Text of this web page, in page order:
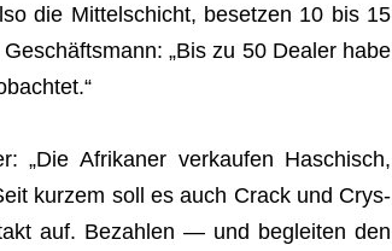
die Mit­tel­schicht, beset­zen 10 bis 15
„Bis zu 50 Dea­ler habe
„Die Afri­ka­ner ver­kau­fen Haschisch,
kur­zem soll es auch Crack und Crys­
auf. Bezah­len — und beglei­ten den